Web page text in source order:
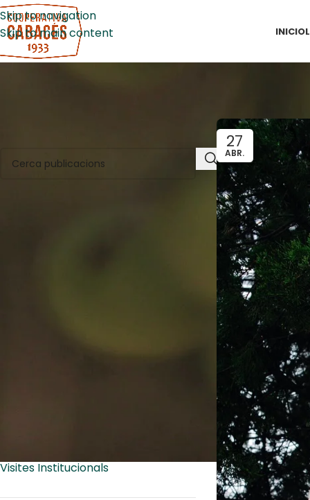
Skip to navigation
Skip to main content
INICI
Visites Institucionals
27
ABR.